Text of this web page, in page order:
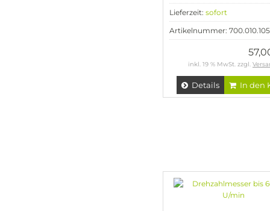
Lieferzeit: sofort
Artikelnummer: 700.010.105
inkl. 19 % MwSt. zzgl.
Details In den